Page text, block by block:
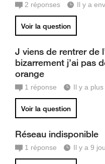
2 réponses Il y a
Voir la question
J viens de rentrer de
bizarrement j’ai pas
orange
1 réponse Il y a
Voir la question
Réseau indisponible
1 réponse Il y a 9